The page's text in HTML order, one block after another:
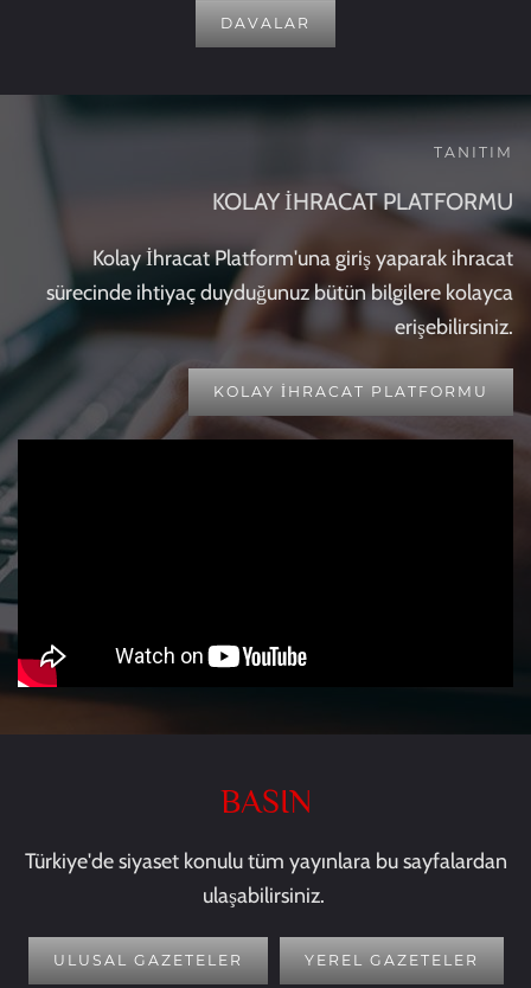
DAVALAR
TANITIM
KOLAY İHRACAT PLATFORMU
Kolay İhracat Platform'una giriş yaparak ihracat
sürecinde ihtiyaç duyduğunuz bütün bilgilere kolayca
erişebilirsiniz.
KOLAY İHRACAT PLATFORMU
BASIN
Türkiye'de siyaset konulu tüm yayınlara bu sayfalardan
ulaşabilirsiniz.
ULUSAL GAZETELER YEREL GAZETELER